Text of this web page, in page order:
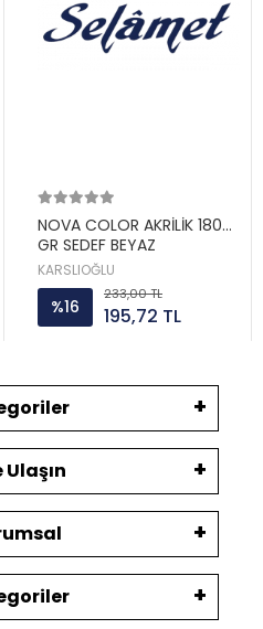
NOVA COLOR AKRİLİK 180
GR SEDEF BEYAZ
KARSLIOĞLU
%16
233,00 TL
195,72 TL
Ulaşın